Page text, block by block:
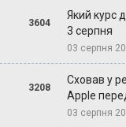
3604
Який курс
3 серпня
03 серпня
3208
Сховав у
Apple
03 серпня